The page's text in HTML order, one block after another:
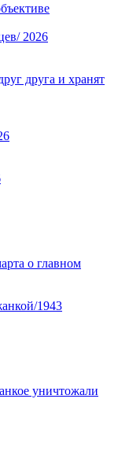
2026
друга и хранят
о главном
1943
уничтожали